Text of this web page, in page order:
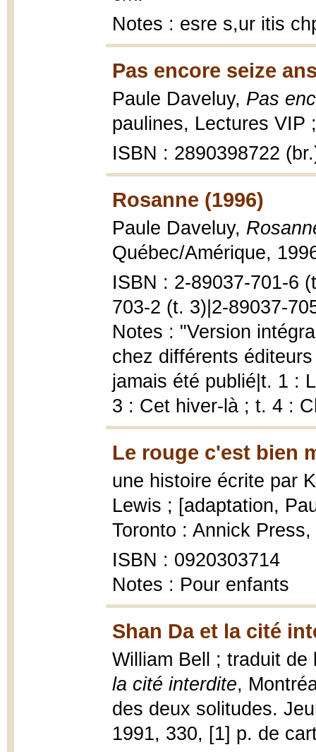
Notes : esre s,ur itis
Pas encore seize
Paule Daveluy, Pas
paulines, Lectures VIP
ISBN : 2890398722
Rosanne (1996)
Paule Daveluy,
Québec/Amérique,
ISBN : 2-89037-701-6
703-2 (t. 3)|2-89037-
Notes : "Version
chez différents
jamais été publié|t. 1 :
3 : Cet hiver-là ; t. 4 :
Le rouge c'est bien
une histoire écrite par
Lewis ; [adaptation,
Toronto : Annick
ISBN : 0920303714
Notes : Pour enfants
Shan Da et la cité
William Bell ; traduit
la cité interdite,
des deux solitudes.
1991, 330, [1] p. de